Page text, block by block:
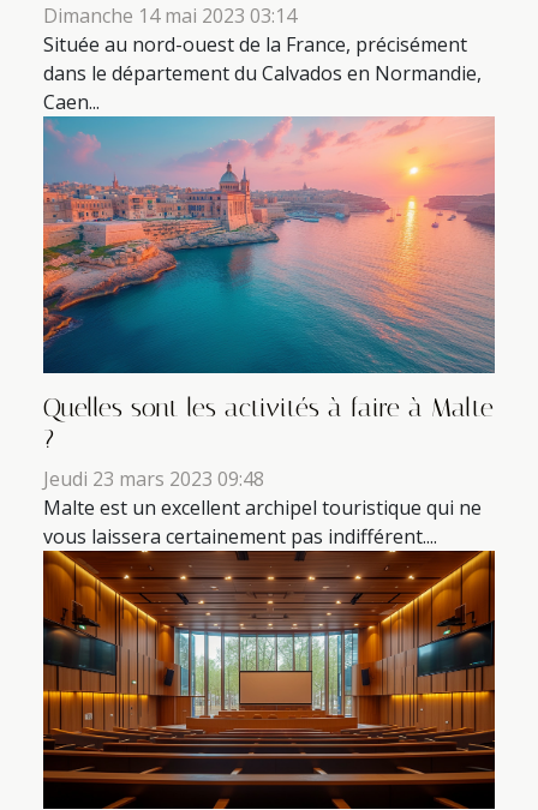
Dimanche 14 mai 2023 03:14
Située au nord-ouest de la France, précisément
dans le département du Calvados en Normandie,
Caen...
Quelles sont les activités à faire à Malte
?
Jeudi 23 mars 2023 09:48
Malte est un excellent archipel touristique qui ne
vous laissera certainement pas indifférent....